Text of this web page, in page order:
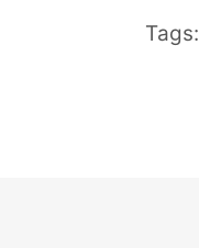
Tags: